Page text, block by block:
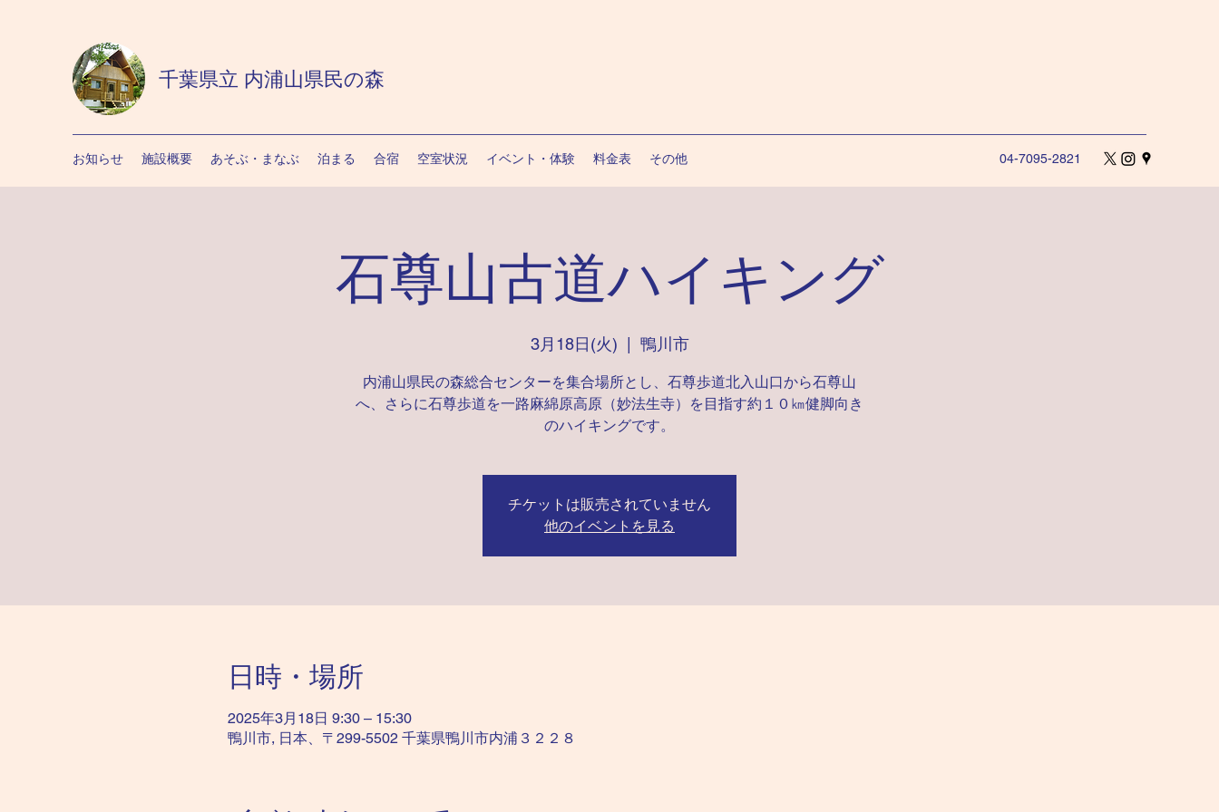
千葉県立 内浦山県民の森
お知らせ 施設概要 あそぶ・まなぶ 泊まる 合宿 空室状況 イベント・体験 料金表 その他 04-7095-2821
石尊山古道ハイキング
3月18日(火) 鴨川市
内浦山県民の森総合センターを集合場所とし、石尊歩道北入山口から石尊山
へ、さらに石尊歩道を一路麻綿原高原（妙法生寺）を目指す約１０㎞健脚向き
のハイキングです。
チケットは販売されていません
他のイベントを見る
日時・場所
2025年3月18日 9:30 – 15:30
鴨川市, 日本、〒299-5502 千葉県鴨川市内浦３２２８